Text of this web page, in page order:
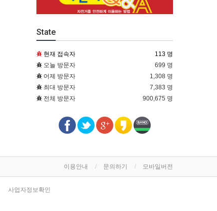
State
현재 접속자
113 명
오늘 방문자
699 명
어제 방문자
1,308 명
최대 방문자
7,383 명
전체 방문자
900,675 명
이용안내 문의하기 모바일버전
사업자정보확인